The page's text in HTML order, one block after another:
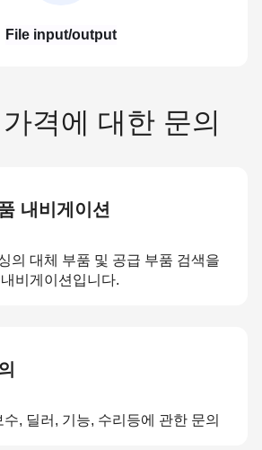
File input/output
격에 대한 문의
내비게이션
의 대체 부품 및 공급 부품 검색을
비게이션입니다.
, 딜러, 기능, 수리등에 관한 문의